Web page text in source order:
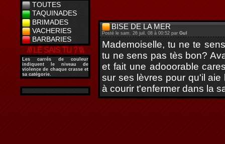
TOUTES
TAQUINADES
BRIMADES
VACHERIES
BARBARIES
/// LE SAIS TU ? \\\
Les carrés de couleur
indiquent le niveau de
violence de chaque crasse et
sa catégorie.
BISE DE LA MER
Posté le sam. 26 juil. 08 à 00:52 par Gul
Mademoiselle, tu ne te
tu ne sens pas tès bon?
et fait une adooorable
sur ses lèvres pour qu'il
à courir t'enfermer dans la